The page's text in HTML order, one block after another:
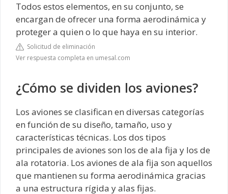
Todos estos elementos, en su conjunto, se
encargan de ofrecer una forma aerodinámica y
proteger a quien o lo que haya en su interior.
Solicitud de eliminación
Ver respuesta completa en umesal.com
¿Cómo se dividen los aviones?
Los aviones se clasifican en diversas categorías
en función de su diseño, tamaño, uso y
características técnicas. Los dos tipos
principales de aviones son los de ala fija y los de
ala rotatoria. Los aviones de ala fija son aquellos
que mantienen su forma aerodinámica gracias
a una estructura rígida y alas fijas.